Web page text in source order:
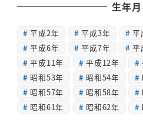
生年
平成2年 平成3年 平
平成6年
平成7年 平
平成11年
平成12年
昭和53年
昭和54年
昭和57年
昭和58年
昭和61年
昭和62年